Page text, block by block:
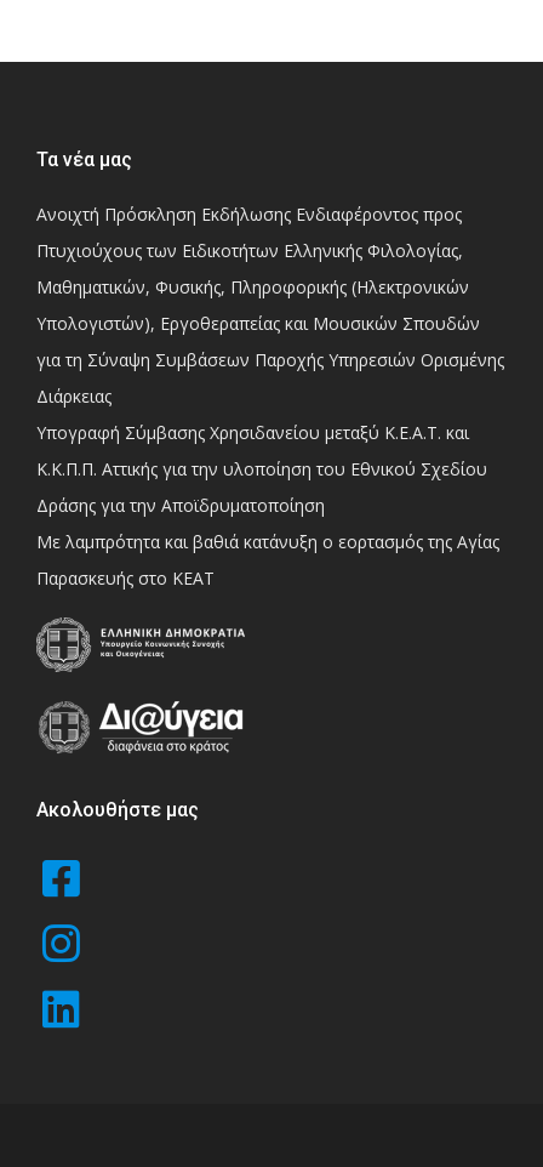
Τα νέα μας
Ανοιχτή Πρόσκληση Εκδήλωσης Ενδιαφέροντος προς
Πτυχιούχους των Ειδικοτήτων Ελληνικής Φιλολογίας,
Μαθηματικών, Φυσικής, Πληροφορικής (Ηλεκτρονικών
Υπολογιστών), Εργοθεραπείας και Μουσικών Σπουδών
για τη Σύναψη Συμβάσεων Παροχής Υπηρεσιών Ορισμένης
Διάρκειας
Υπογραφή Σύμβασης Χρησιδανείου μεταξύ Κ.Ε.Α.Τ. και
Κ.Κ.Π.Π. Αττικής για την υλοποίηση του Εθνικού Σχεδίου
Δράσης για την Αποϊδρυματοποίηση
Με λαμπρότητα και βαθιά κατάνυξη ο εορτασμός της Αγίας
Παρασκευής στο ΚΕΑΤ
Ακολουθήστε μας